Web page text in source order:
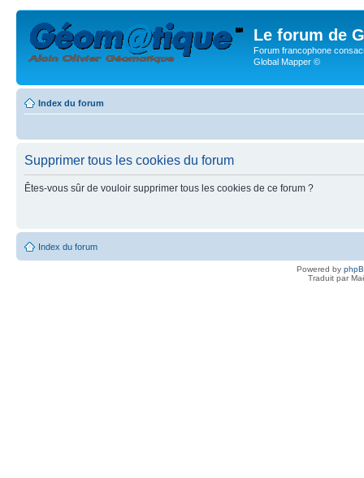
Le forum de
Forum francophone
Global Mapper ©
Index du forum
Supprimer tous les cookies du forum
Êtes-vous sûr de vouloir supprimer tous les cookies de ce forum ?
Index du forum
Powered by
Traduit par